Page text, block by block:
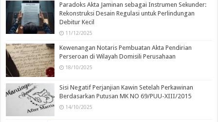
Paradoks Akta Jaminan sebagai Instrumen Sekunder:
Rekonstruksi Desain Regulasi untuk Perlindungan
Debitur Kecil
11/12/2025
Kewenangan Notaris Pembuatan Akta Pendirian
Perseroan di Wilayah Domisili Perusahaan
18/10/2025
Sisi Negatif Perjanjian Kawin Setelah Perkawinan
Berdasarkan Putusan MK NO 69/PUU-XIII/2015
14/10/2025